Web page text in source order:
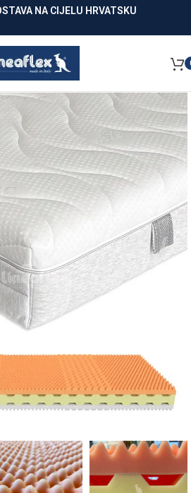
NA CIJELU HRVATSKU